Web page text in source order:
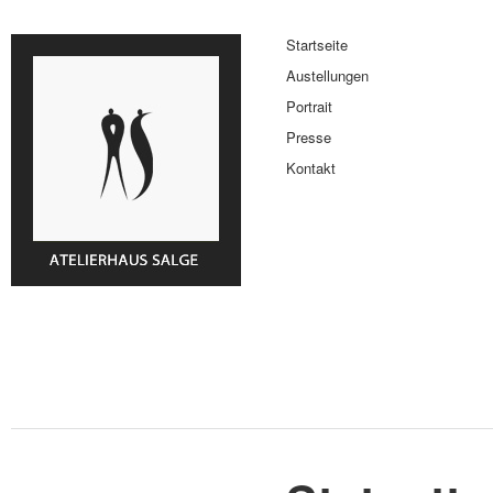
Startseite
Austellungen
Portrait
Presse
Kontakt